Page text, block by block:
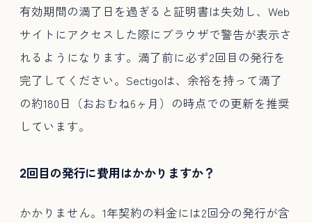
有効期間の満了日を過ぎると証明書は失効し、Web
サイトにアクセスした際にブラウザで警告が表示さ
れるようになります。満了前に必ず2回目の発行を
完了してください。Sectigoは、余裕を持って満了
の約180日（おおむね6ヶ月）の時点での更新を推奨
しています。
2回目の発行に費用はかかりますか？
かかりません。1年契約の料金には2回分の発行が含